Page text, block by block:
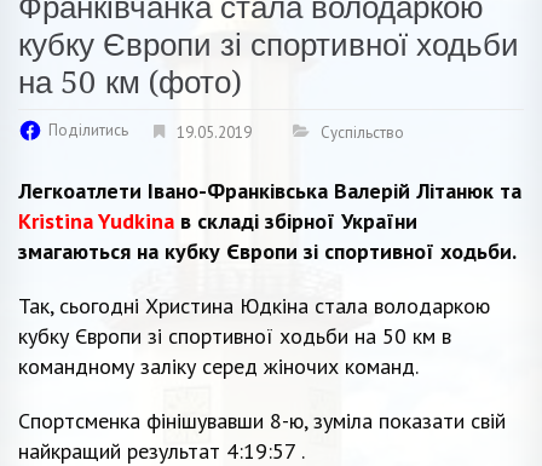
кубку Європи зі спортивної ходьби
на 50 км (фото)
Поділитись 19.05.2019 Суспільство
Легкоатлети Івано-Франківська Валерій Літанюк та
Kristina Yudkina в складі збірної України
змагаються на кубку Європи зі спортивної ходьби.
Так, сьогодні Христина Юдкіна стала володаркою
кубку Європи зі спортивної ходьби на 50 км в
командному заліку серед жіночих команд.
Спортсменка фінішувавши 8-ю, зуміла показати свій
найкращий результат 4:19:57 .